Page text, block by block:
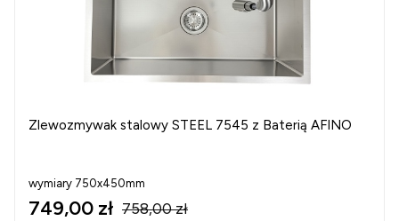
Zlewozmywak stalowy STEEL 7545 z Baterią AFINO
wymiary 750x450mm
749,00 zł 758,00 zł